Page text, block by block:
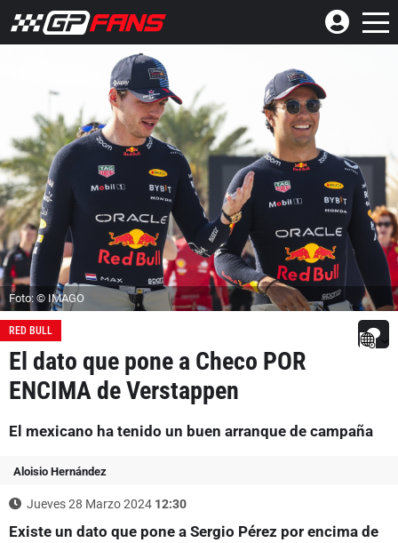
Foto: © IMAGO
RED BULL
El dato que pone a Checo POR
ENCIMA de Verstappen
El mexicano ha tenido un buen arranque de campaña
Aloisio Hernández
Jueves 28 Marzo 2024 12:30
Existe un dato que pone a Sergio Pérez por encima de